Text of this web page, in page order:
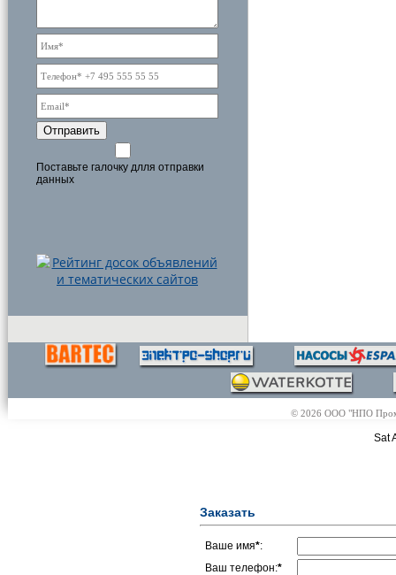
Отправить
Поставьте галочку длля отправки
данных
© 2026 ООО "НПО
Sat
Заказать
Ваше имя*:
Ваш телефон:*